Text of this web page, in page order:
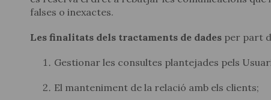
falses o inexactes.
Les finalitats dels tractaments de dades per part
Gestionar les consultes plantejades pels
El manteniment de la relació amb els clients;